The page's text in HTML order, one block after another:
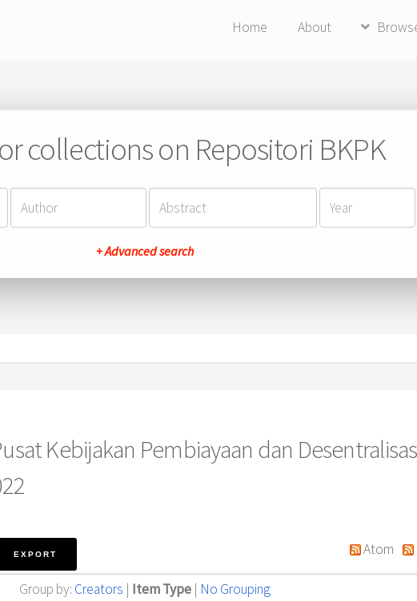
Home About
collections on Repositori BKPK
+ Advanced search
Kebijakan Pembiayaan dan
Atom
Group by: Creators | Item Type | No Grouping